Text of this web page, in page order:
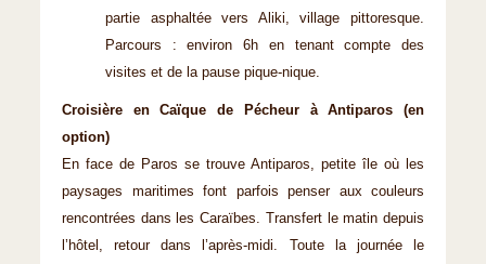
partie asphaltée vers Aliki, village pittoresque.
Parcours : environ 6h en tenant compte des
visites et de la pause pique-nique.
Croisière en Caïque de Pécheur à Antiparos (en
option)
En face de Paros se trouve Antiparos, petite île où les
paysages maritimes font parfois penser aux couleurs
rencontrées dans les Caraïbes. Transfert le matin depuis
l’hôtel, retour dans l’après-midi. Toute la journée le